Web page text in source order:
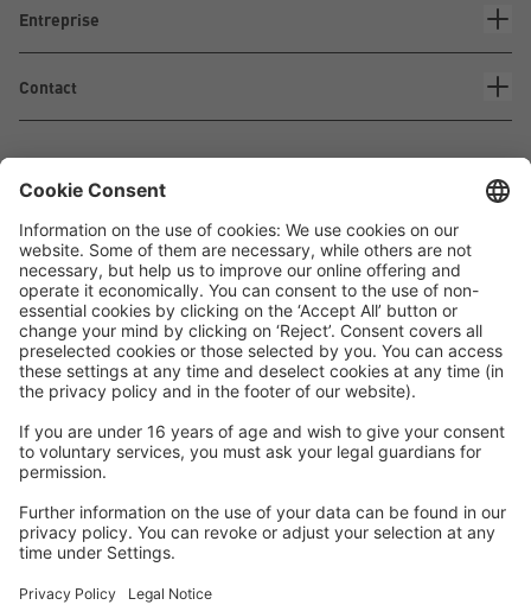
Entreprise
Contact
Waskönig+Walter
Kabel-Werk GmbH u. Co. KG
Ostermoorstraße 77
26683 Saterland
Téléphone +49 4498 88-0
Fax +49 4498 88-900
info[att]waskoenig.de